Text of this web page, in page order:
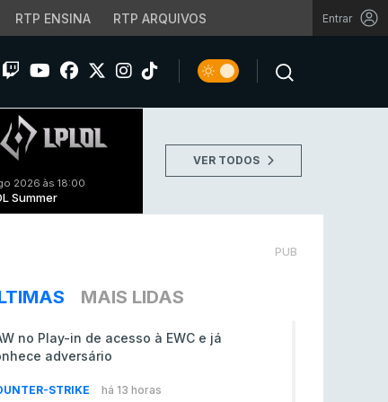
RTP ENSINA RTP ARQUIVOS Entrar
2026 às 18:00
Summer
VER TODOS
PUB
MAIS LIDAS
no Play-in de acesso à EWC e já
adversário
STRIKE há 13 horas